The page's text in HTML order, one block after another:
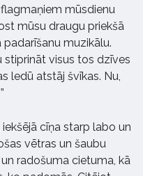
mūsdienu
mūsu draugu priekšā
muzikālu.
stiprināt visus tos dzīves
ledū atstāj švīkas. Nu,
iekšējā cīņa starp labo un
vētras un šaubu
radošuma cietuma, kā